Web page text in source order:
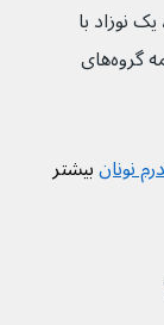
تخمین زده می‌شود که از هر ۱۰۰۰ تا ۲۵۰۰ نوزاد٬ یک نوزاد با
سندرم نونان متولد می‌شود. هر دو جنس و همه گروه‌های
نونان بیشتر